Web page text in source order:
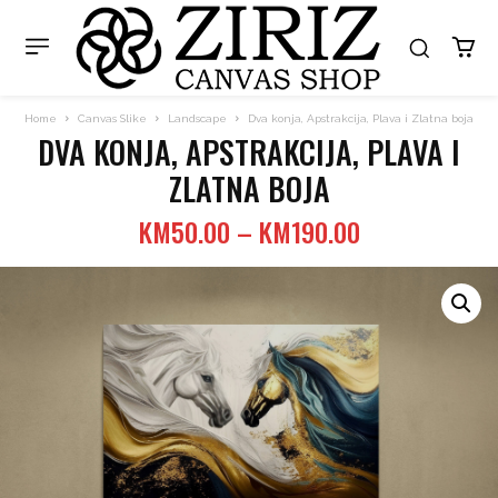
Home Canvas Slike Landscape Dva konja, Apstrakcija, Plava i Zlatna boja
DVA KONJA, APSTRAKCIJA, PLAVA I
ZLATNA BOJA
KM50.00 – KM190.00Price
range:
KM50.00
KM190.00